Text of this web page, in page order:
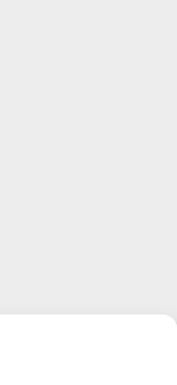
alle quali Djokovic